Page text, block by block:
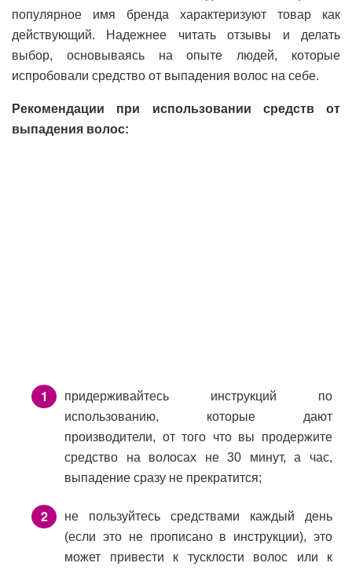
популярное имя бренда характеризуют товар как
действующий. Надежнее читать отзывы и делать
выбор, основываясь на опыте людей, которые
испробовали средство от выпадения волос на себе.
Рекомендации при использовании средств от
выпадения волос:
придерживайтесь инструкций по
использованию, которые дают
производители, от того что вы продержите
средство на волосах не 30 минут, а час,
выпадение сразу не прекратится;
не пользуйтесь средствами каждый день
(если это не прописано в инструкции), это
может привести к тусклости волос или к